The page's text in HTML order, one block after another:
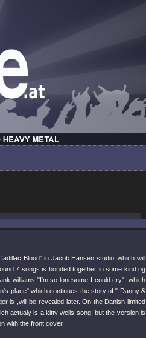
Blood" in Jacob Hansen studio, which will
7 songs is bonded together in some kind og
williams "I'm so lonesome I could cry", which
place" which continues the story of " Danny &
is ,will be revealed later. On the Danish limited
actualy is a kitty wells song, but the version is
with the front cover.